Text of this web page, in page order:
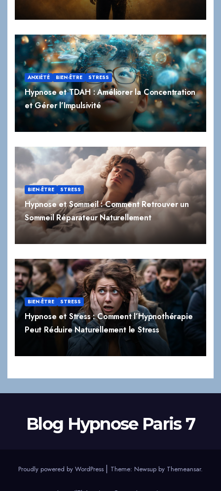
ANXIÉTÉ BIEN-ÊTRE STRESS
Hypnose et TDAH : Améliorer la Concentration
et Gérer l’Impulsivité
BIEN-ÊTRE STRESS
Hypnose et Sommeil : Comment Retrouver un
Sommeil Réparateur Naturellement
BIEN-ÊTRE STRESS
Hypnose et Stress : Comment l’Hypnothérapie
Peut Réduire Naturellement le Stress
Blog Hypnose Paris 7
Proudly powered by WordPress | Theme: Newsup by Themeansar.